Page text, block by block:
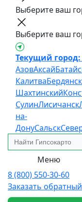
Выберите ваш
Выберите ваш
Текущий город:
АзовАксай
КалитваБердянск
Шахтинский
СулинЛисичанск
на-
ДонуСальск
Меню
8 (800) 550-30-60
Заказать